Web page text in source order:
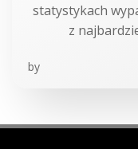
statystykach
z
by